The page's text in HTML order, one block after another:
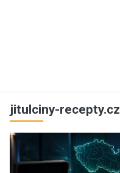
jitulciny-recepty.cz